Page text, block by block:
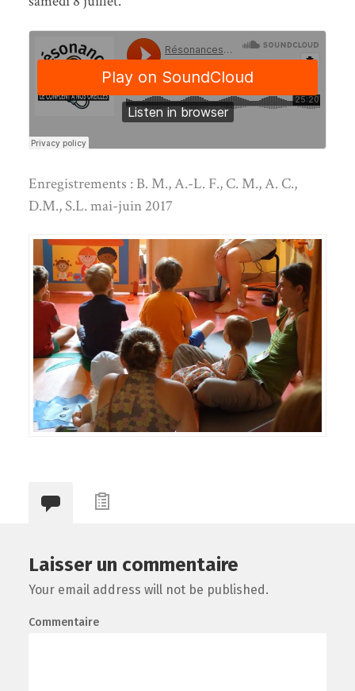
Enregistrements : B. M., A.-L. F., C. M., A. C.,
D.M., S.L. mai-juin 2017
Laisser un commentaire
Your email address will not be published.
Commentaire